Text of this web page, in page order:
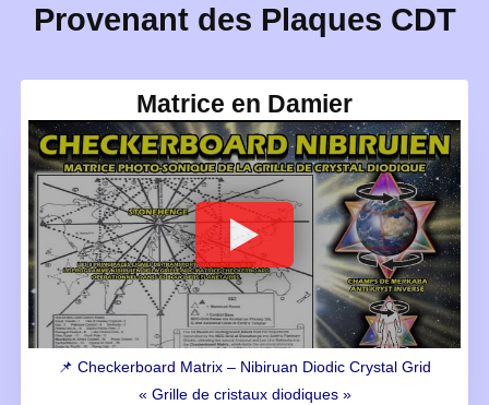
Provenant des Plaques CDT
Matrice en Damier
📌 Checkerboard Matrix – Nibiruan Diodic Crystal Grid
« Grille de cristaux diodiques »